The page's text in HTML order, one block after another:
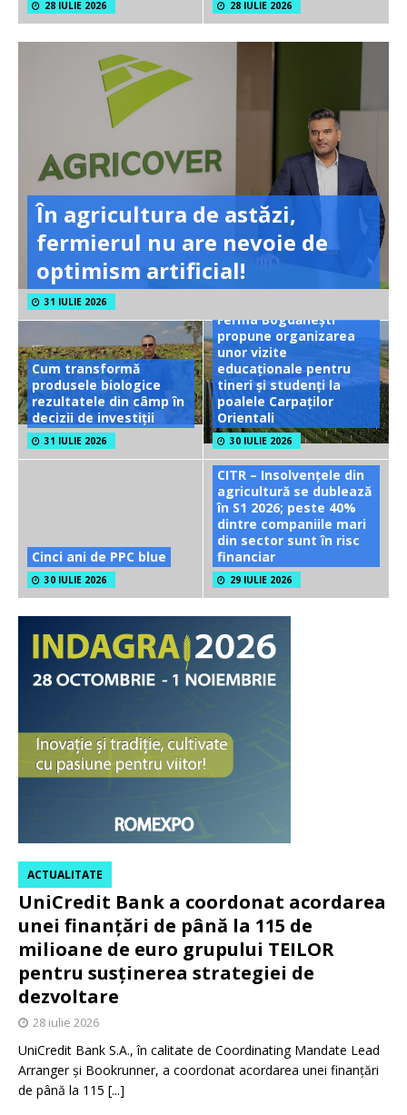
28 IULIE 2026 28 IULIE 2026
În agricultura de astăzi,
fermierul nu are nevoie de
optimism artificial!
31 IULIE 2026
Cum transformă
produsele biologice
rezultatele din câmp în
decizii de investiții
31 IULIE 2026
Ferma Bogdănești
propune organizarea
unor vizite
educaționale pentru
tineri și studenți la
poalele Carpaților
Orientali
30 IULIE 2026
Cinci ani de PPC blue
30 IULIE 2026
CITR – Insolvențele din
agricultură se dublează
în S1 2026; peste 40%
dintre companiile mari
din sector sunt în risc
financiar
29 IULIE 2026
UniCredit Bank a coordonat acordarea
unei finanțări de până la 115 de
milioane de euro grupului TEILOR
pentru susținerea strategiei de
dezvoltare
ACTUALITATE
28 iulie 2026
UniCredit Bank S.A., în calitate de Coordinating Mandate Lead
Arranger și Bookrunner, a coordonat acordarea unei finanțări
de până la 115 [...]